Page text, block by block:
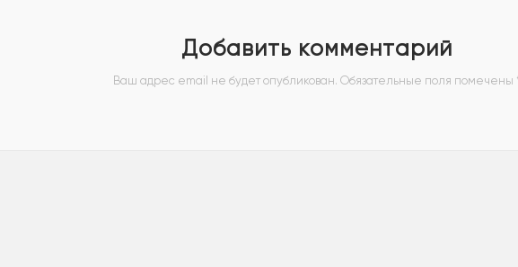
Добавить комментарий
Ваш адрес email не будет опубликован. Обязательные поля помечены